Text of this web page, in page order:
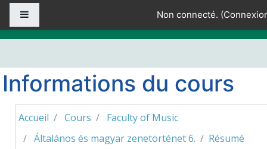
Passer au contenu principal
Non connecté. (
Informations du cours
Accueil Cours
Faculty of Music
Általános és magyar zenetörténet 6.
Résumé